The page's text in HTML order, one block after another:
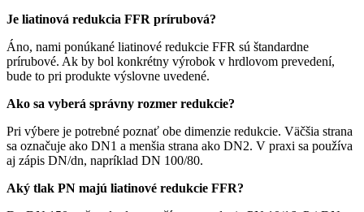
Je liatinová redukcia FFR prírubová?
Áno, nami ponúkané liatinové redukcie FFR sú štandardne
prírubové. Ak by bol konkrétny výrobok v hrdlovom prevedení,
bude to pri produkte výslovne uvedené.
Ako sa vyberá správny rozmer redukcie?
Pri výbere je potrebné poznať obe dimenzie redukcie. Väčšia strana
sa označuje ako DN1 a menšia strana ako DN2. V praxi sa používa
aj zápis DN/dn, napríklad DN 100/80.
Aký tlak PN majú liatinové redukcie FFR?